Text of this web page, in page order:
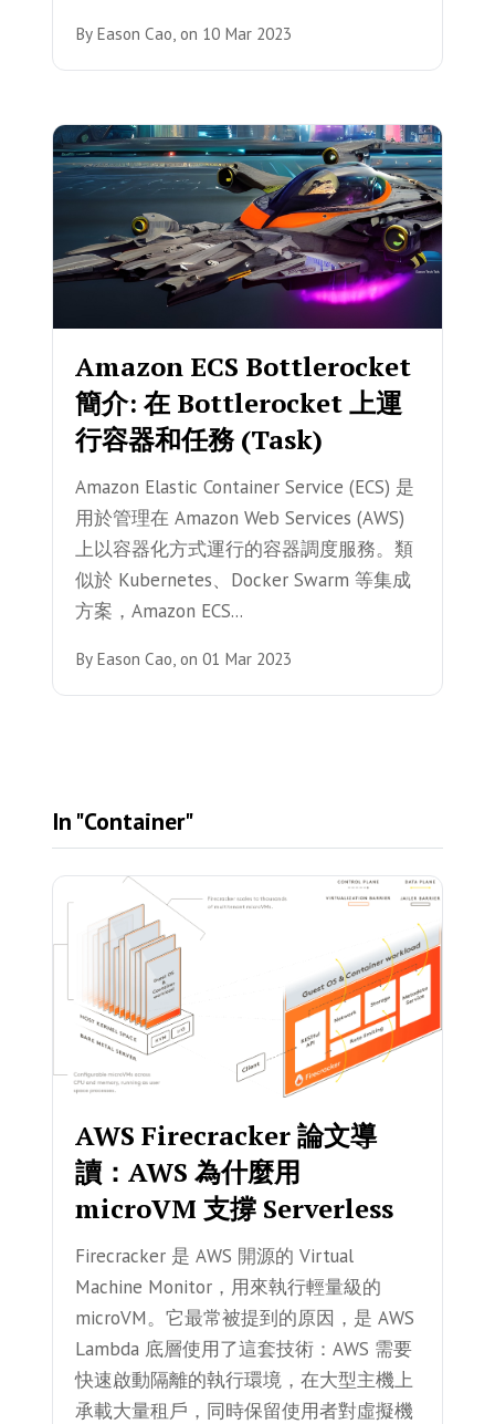
By Eason Cao,on 10 Mar 2023
Amazon ECS Bottlerocket
簡介: 在 Bottlerocket 上運
行容器和任務 (Task)
Amazon Elastic Container Service (ECS) 是
用於管理在 Amazon Web Services (AWS)
上以容器化方式運行的容器調度服務。類
似於 Kubernetes、Docker Swarm 等集成
方案，Amazon ECS...
By Eason Cao, on 01 Mar 2023
In "Container"
AWS Firecracker 論文導
讀：AWS 為什麼用
microVM 支撐 Serverless
Firecracker 是 AWS 開源的 Virtual
Machine Monitor，用來執行輕量級的
microVM。它最常被提到的原因，是 AWS
Lambda 底層使用了這套技術：AWS 需要
快速啟動隔離的執行環境，在大型主機上
承載大量租戶，同時保留使用者對虛擬機